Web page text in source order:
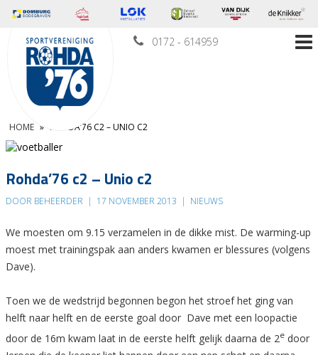
0172 - 614959
HOME » ROHDA’76 C2 – UNIO C2
Rohda’76 c2 – Unio c2
DOOR BEHEERDER | 17 NOVEMBER 2013 | NIEUWS
We moesten om 9.15 verzamelen in de dikke mist. De warming-up
moest met trainingspak aan anders kwamen er blessures (volgens
Dave).
Toen we de wedstrijd begonnen begon het stroef het ging van
helft naar helft en de eerste goal door Dave met een loopactie
door de 16m kwam laat in de eerste helft gelijk daarna de 2e door